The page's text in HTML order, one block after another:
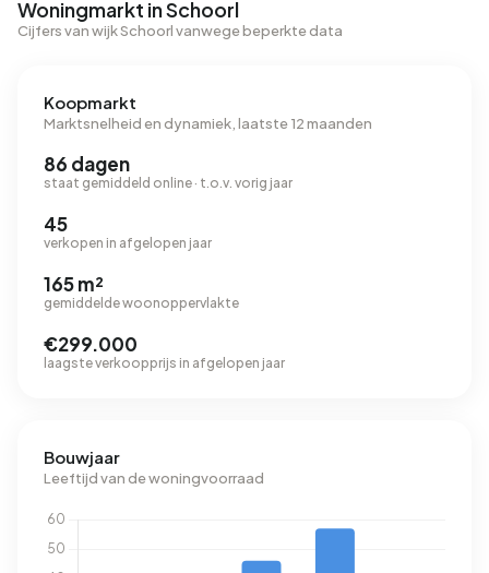
Woningmarkt in Schoorl
Cijfers van wijk Schoorl vanwege beperkte data
Koopmarkt
Marktsnelheid en dynamiek, laatste 12 maanden
86 dagen
staat gemiddeld online · t.o.v. vorig jaar
45
verkopen in afgelopen jaar
165 m²
gemiddelde woonoppervlakte
€299.000
laagste verkoopprijs in afgelopen jaar
Bouwjaar
Leeftijd van de woningvoorraad